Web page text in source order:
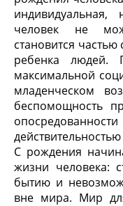
человек не
становится
ребенка людей.
максимальной
младенческом
беспомощность
действительностью
С рождения
жизни человека:
бытию и
вне мира. Мир